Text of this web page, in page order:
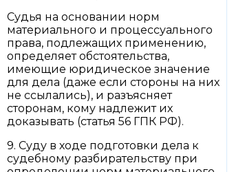
Судья на основании норм
материального и процессуального
права, подлежащих применению,
определяет обстоятельства,
имеющие юридическое значение
для дела (даже если стороны на них
не ссылались), и разъясняет
сторонам, кому надлежит их
доказывать (статья 56 ГПК РФ).
9. Суду в ходе подготовки дела к
судебному разбирательству при